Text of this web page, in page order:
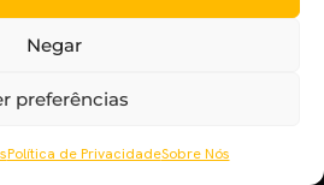
Negar
preferências
Política de PrivacidadeSobre Nós